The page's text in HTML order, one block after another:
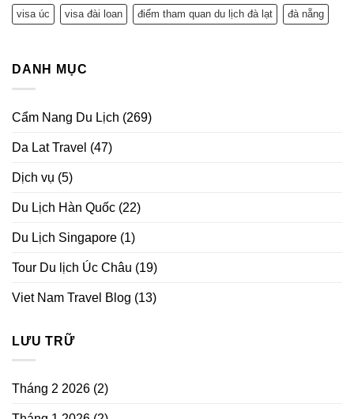
visa úc visa đài loan điểm tham quan du lịch đà lạt đà nẵng
DANH MỤC
Cẩm Nang Du Lịch (269)
Da Lat Travel (47)
Dịch vụ (5)
Du Lịch Hàn Quốc (22)
Du Lịch Singapore (1)
Tour Du lịch Úc Châu (19)
Viet Nam Travel Blog (13)
LƯU TRỮ
Tháng 2 2026 (2)